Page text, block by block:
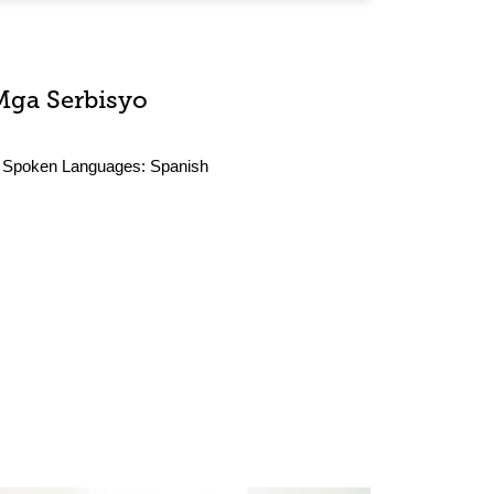
Serbisyo
Spoken Languages: Spanish